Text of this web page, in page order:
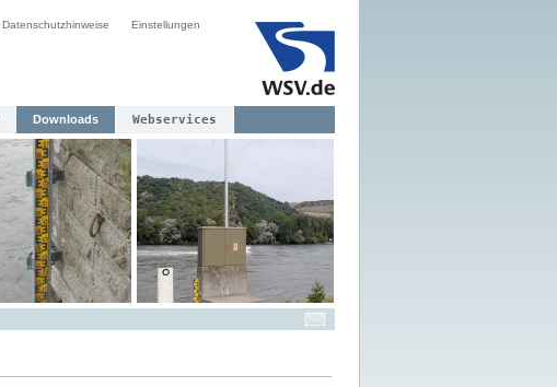
Datenschutzhinweise Einstellungen
Downloads Webservices